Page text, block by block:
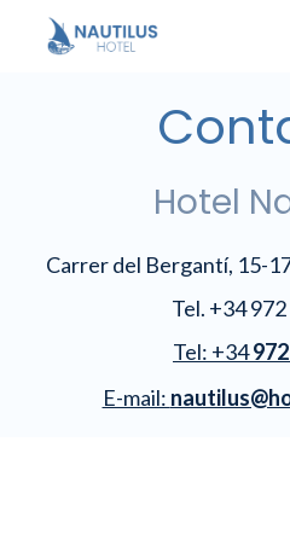
Hotel
Carrer del Bergantí, 15-
Tel. +34
Tel: +34
E-mail: